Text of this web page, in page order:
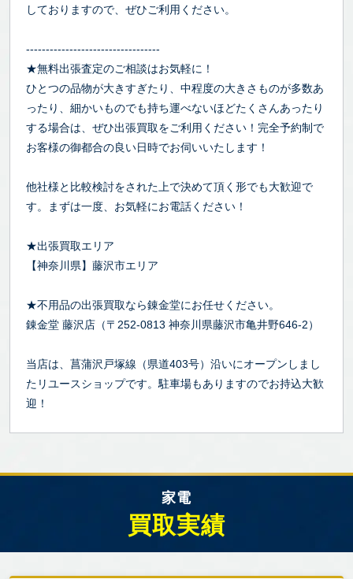
しておりますので、ぜひご利用ください。
----------------------------------
★無料出張査定のご相談はお気軽に！
ひとつの品物が大きすぎたり、中程度の大きさものが多数あ
ったり、細かいものでも持ち運べないほどたくさんあったり
する場合は、ぜひ出張買取をご利用ください！完全予約制で
お客様の御都合の良い日時でお伺いいたします！
他社様と比較検討をされた上で決めて頂く形でも大歓迎で
す。まずは一度、お気軽にお電話ください！
★出張買取エリア
【神奈川県】藤沢市エリア
★不用品の出張買取なら錬金堂にお任せください。
錬金堂 藤沢店（〒252-0813 神奈川県藤沢市亀井野646-2）
当店は、菖蒲沢戸塚線（県道403号）沿いにオープンしまし
たリユースショップです。駐車場もありますのでお持込大歓
迎！
家電
買取実績